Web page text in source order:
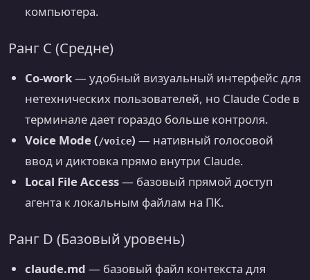
компьютера.
Ранг C (Средне)
Co-work— удобный визуальный интерфейс для
нетехнических пользователей, но Claude Code в
терминале дает гораздо больше контроля.
Voice Mode (/voice) — нативный голосовой
ввод и диктовка прямо внутри Claude.
Local File Access— базовый прямой доступ
агента к локальным файлам на ПК.
Ранг D (Базовый уровень)
claude.md — базовый файл контекста для